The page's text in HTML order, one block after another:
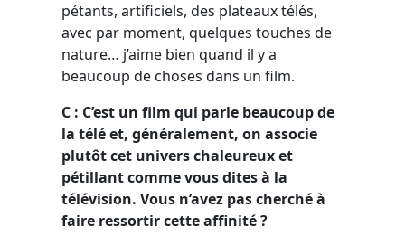
pétants, artificiels, des plateaux télés,
avec par moment, quelques touches de
nature… j’aime bien quand il y a
beaucoup de choses dans un film.
C : C’est un film qui parle beaucoup de
la télé et, généralement, on associe
plutôt cet univers chaleureux et
pétillant comme vous dites à la
télévision. Vous n’avez pas cherché à
faire ressortir cette affinité ?